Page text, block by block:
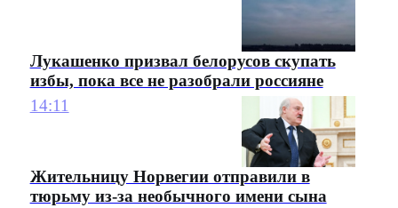
Лукашенко призвал белорусов скупать
избы, пока все не разобрали россияне
14:11
Жительницу Норвегии отправили в
тюрьму из-за необычного имени сына